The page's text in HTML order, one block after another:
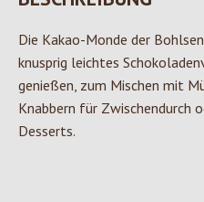
Die Kakao-Monde der
knusprig leichtes
genießen, zum Mischen mit
Knabbern für Zwischendurch
Desserts.